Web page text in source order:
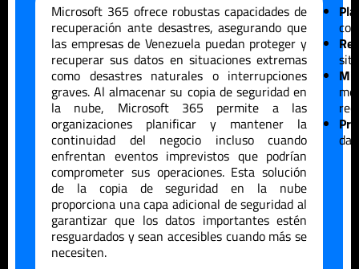
Microsoft 365 ofrece robustas capacidades de
recuperación ante desastres, asegurando que
las empresas de Venezuela puedan proteger y
recuperar sus datos en situaciones extremas
como desastres naturales o interrupciones
graves. Al almacenar su copia de seguridad en
la nube, Microsoft 365 permite a las
organizaciones planificar y mantener la
continuidad del negocio incluso cuando
enfrentan eventos imprevistos que podrían
comprometer sus operaciones. Esta solución
de la copia de seguridad en la nube
proporciona una capa adicional de seguridad al
garantizar que los datos importantes estén
resguardados y sean accesibles cuando más se
necesiten.